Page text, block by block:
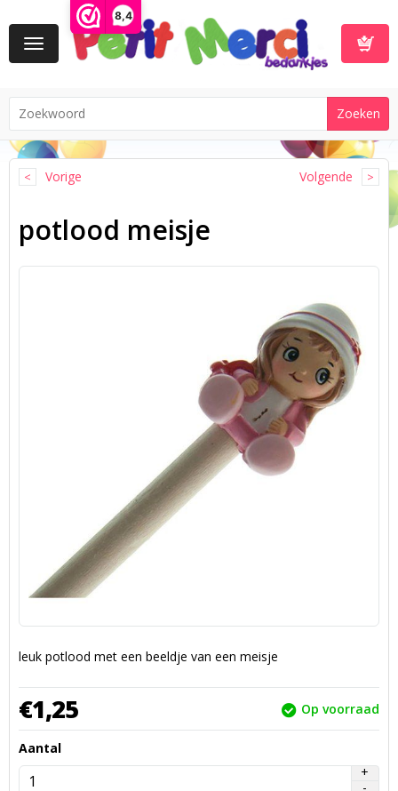
8,4
Toggle
navigation
Vorige Volgende
potlood meisje
leuk potlood met een beeldje van een meisje
€1,25 Op voorraad
Aantal